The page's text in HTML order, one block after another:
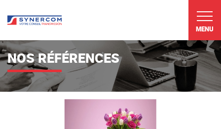
MENU
NOS RÉFÉRENCES